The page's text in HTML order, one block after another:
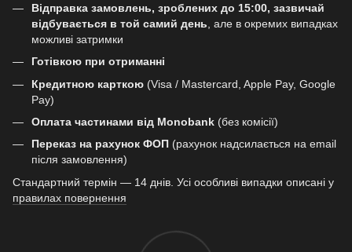
Відправка замовлень, зроблених до 15:00, зазвичай
відбувається в той самий день , але в окремих випадках
можливі затримки
Готівкою при отриманні
Кредитною карткою (Visa / Mastercard, Apple Pay, Google
Pay)
Оплата частинами від Monobank (без комісії)
Переказ на рахунок ФОП (рахунок надсилається на email
після замовлення)
Стандартний термін — 14 днів. Усі особливі випадки описані у
правилах повернення